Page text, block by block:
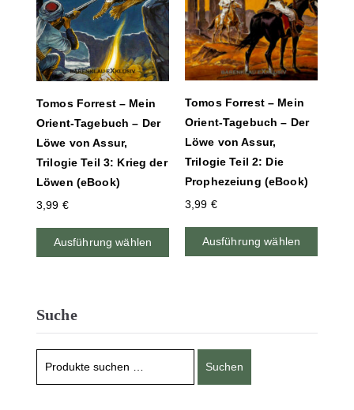
Tomos Forrest – Mein
Orient-Tagebuch – Der
Löwe von Assur,
Trilogie Teil 3: Krieg der
Löwen (eBook)
3,99 €
Ausführung wählen
Tomos Forrest – Mein
Orient-Tagebuch – Der
Löwe von Assur,
Trilogie Teil 2: Die
Prophezeiung (eBook)
3,99 €
Ausführung wählen
Suche
Suchen